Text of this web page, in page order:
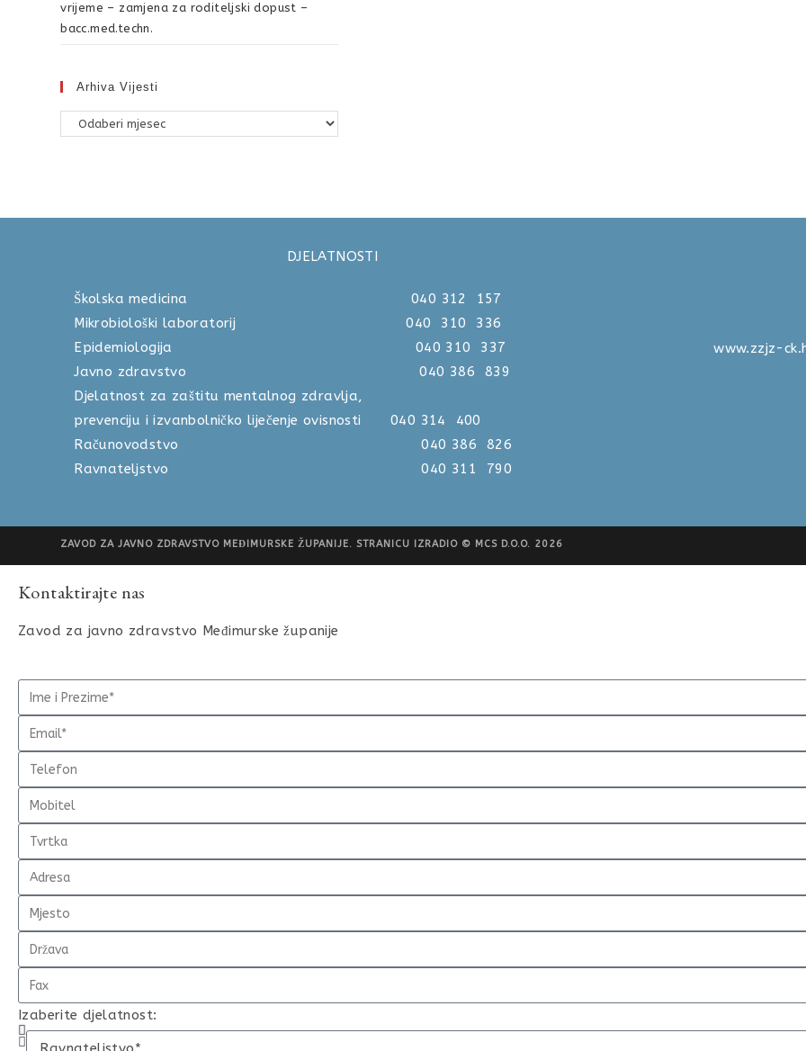
vrijeme – zamjena za roditeljski dopust –
bacc.med.techn.
Arhiva Vijesti
DJELATNOSTI
Školska medicina 040 312 157
Mikrobiološki laboratorij 040 310 336
Epidemiologija 040 310 337
Javno zdravstvo 040 386 839
Djelatnost za zaštitu mentalnog zdravlja,
prevenciju i izvanbolničko liječenje ovisnosti 040 314 400
Računovodstvo 040 386 826
Ravnateljstvo 040 311 790
www.zzjz-
ZAVOD ZA JAVNO ZDRAVSTVO MEĐIMURSKE ŽUPANIJE. STRANICU IZRADIO © MCS D.O.O. 2026
Kontaktirajte nas
Zavod za javno zdravstvo Međimurske županije
Izaberite djelatnost: